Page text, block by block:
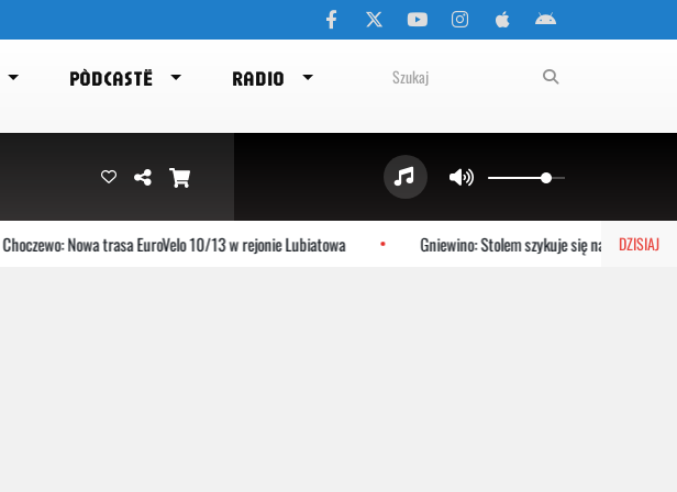
PÒDCASTË RADIO
DZISIAJ
Choczewo: Nowa trasa EuroVelo 10/13 w rejonie Lubiatowa Gniewino: Stolem szykuje się na mecz z KP